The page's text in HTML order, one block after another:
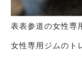
表表参道の女性専
女性専用ジムのト